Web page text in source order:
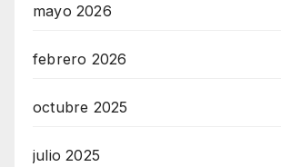
mayo 2026
febrero 2026
octubre 2025
julio 2025